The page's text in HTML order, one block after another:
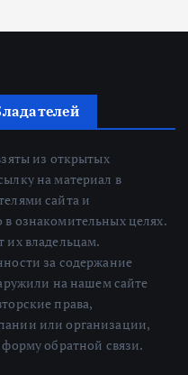
из открытых
на материал в
сайта и
ознакомительных целях.
их владельцам.
за содержание
на нашем сайте
права,
или организации,
обратной связи.